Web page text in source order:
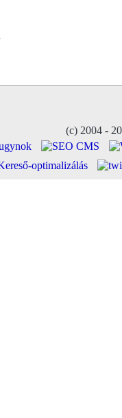
(c) 2004 -